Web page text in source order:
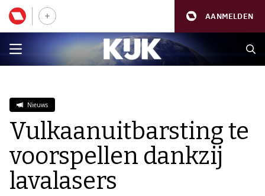
AANMELDEN
Nieuws
Vulkaanuitbarsting te
voorspellen dankzij
lavalasers